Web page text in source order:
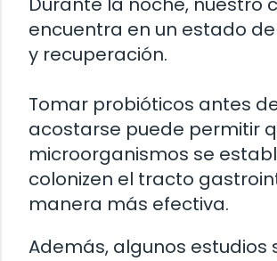
encuentra en un estado
y recuperación.
Tomar probióticos antes
acostarse puede permitir
microorganismos se
colonizen el tracto
manera más efectiva.
Además, algunos estudios